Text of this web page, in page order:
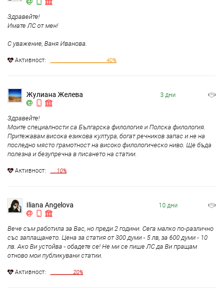
Здравейте!
Имате ЛС от мен!
С уважение, Ваня Иванова.
Aктивност: 40%
Жулиана Желева
Здравейте!
Моите специалности са Българска филология и Полска филология.
Притежавам висока езикова култура, богат речников запас и не на
последно място грамотност на високо филологическо ниво. Ще бъда
полезна и безупречна в писането на статии.
Aктивност: 10%
3 дни
Iliana Angelova
Вече съм работила за Вас, но преди 2 години. Сега малко по-различно
със заплащането. Цена за статия от 300 думи - 5 лв, за 600 думи - 10
лв. Ако Ви устойва - обадете се! Не ми се пише ЛС да Ви пращам
отново мои публикувани статии.
Aктивност: 20%
10 дни